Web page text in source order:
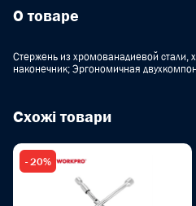
О товаре
Стержень из хромованадиевой
наконечник; Эргономичная
Схожі товари
- 20%